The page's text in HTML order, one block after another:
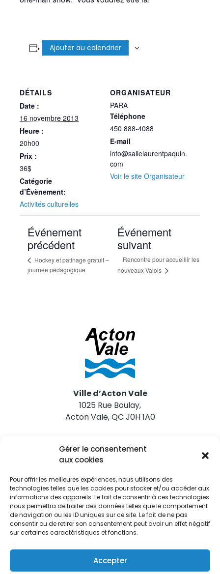
Gérer le consentement
aux cookies
Pour offrir les meilleures expériences, nous utilisons des
technologies telles que les cookies pour stocker et/ou accéder aux
informations des appareils. Le fait de consentir à ces technologies
nous permettra de traiter des données telles que le comportement
de navigation ou les ID uniques sur ce site. Le fait de ne pas
consentir ou de retirer son consentement peut avoir un effet négatif
sur certaines caractéristiques et fonctions.
Accepter
Ajouter au calendrier
DÉTAILS
Date :
16 novembre 2013
Heure :
20h00
Prix :
36$
Catégorie
d’Évènement:
Activités culturelles
ORGANISATEUR
PARA
Téléphone
450 888-4088
E-mail
info@sallelaurentpaquin.
com
Voir le site Organisateur
Événement
précédent
Hockey et patinage gratuit –
journée pédagogique
Événement
suivant
Rencontre pour accueillir les
nouveaux Valois
Ville d’Acton Vale
1025 Rue Boulay,
Acton Vale, QC J0H 1A0
Nous joindre
Tél. 450 546-2703
Restez informés
Abonnez-vous aux alertes municipales
Je m'abonne